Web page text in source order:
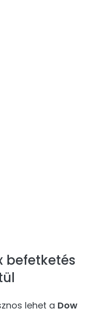
befetketés
lehet a Dow